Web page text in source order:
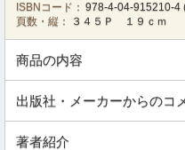
ISBNコード： 978-4-04-915210-4
頁数・縦：
３４５Ｐ １９ｃｍ
商品の内容
出版社・メーカーからのコ
著者紹介